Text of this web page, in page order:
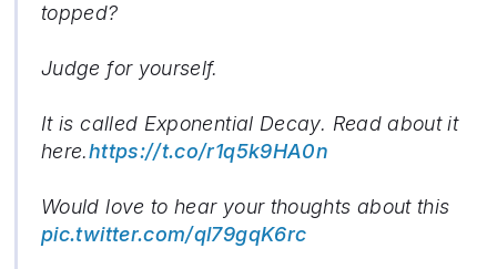
topped?
Judge for yourself.
It is called Exponential Decay. Read about it
here.https://t.co/r1q5k9HA0n
Would love to hear your thoughts about this
pic.twitter.com/ql79gqK6rc